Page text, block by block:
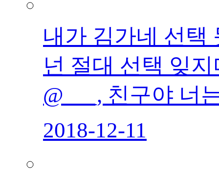
내가 김가네 선택
넌 절대 선택 잊지
@___, 친구야 너
2018-12-11